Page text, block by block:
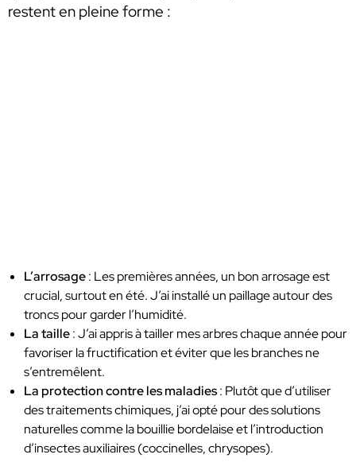
restent en pleine forme :
L’arrosage: Les premières années, un bon arrosage est
crucial, surtout en été. J’ai installé un paillage autour des
troncs pour garder l’humidité.
La taille: J’ai appris à tailler mes arbres chaque année pour
favoriser la fructification et éviter que les branches ne
s’entremêlent.
La protection contre les maladies: Plutôt que d’utiliser
des traitements chimiques, j’ai opté pour des solutions
naturelles comme la bouillie bordelaise et l’introduction
d’insectes auxiliaires (coccinelles, chrysopes).